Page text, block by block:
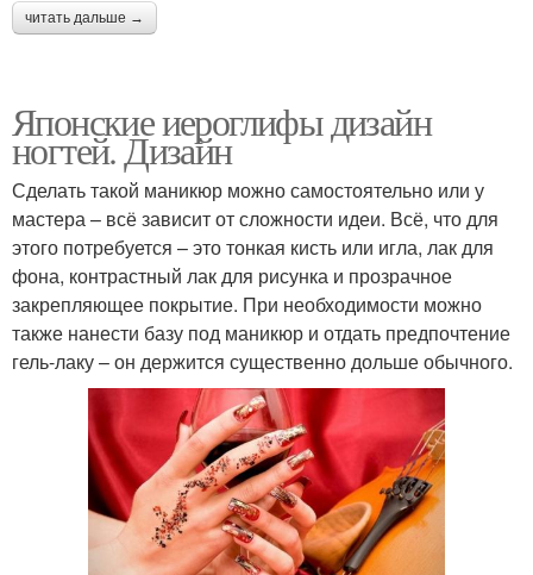
читать дальше →
Японские иероглифы дизайн
ногтей. Дизайн
Сделать такой маникюр можно самостоятельно или у
мастера – всё зависит от сложности идеи. Всё, что для
этого потребуется – это тонкая кисть или игла, лак для
фона, контрастный лак для рисунка и прозрачное
закрепляющее покрытие. При необходимости можно
также нанести базу под маникюр и отдать предпочтение
гель-лаку – он держится существенно дольше обычного.